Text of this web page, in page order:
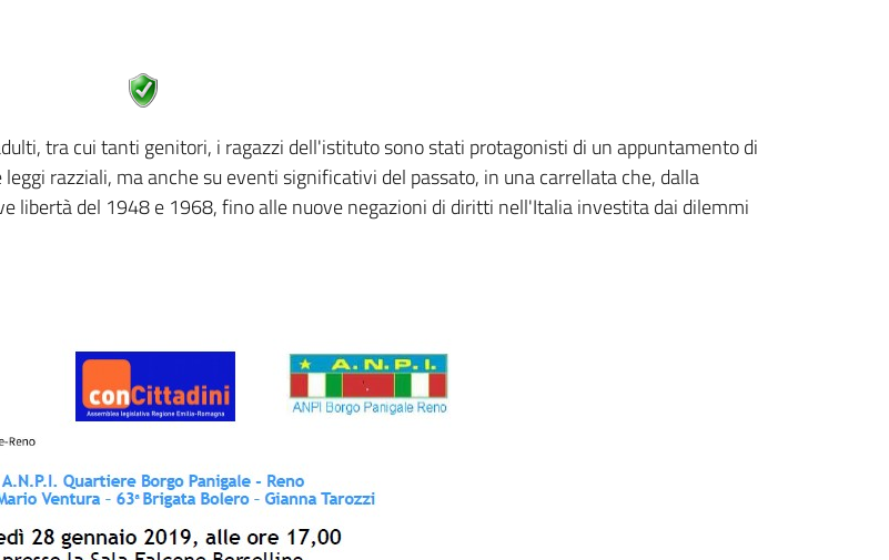
tra cui tanti genitori, i ragazzi dell'istituto sono stati protagonisti di un appuntamento di
razziali, ma anche su eventi significativi del passato, in una carrellata che, dalla
libertà del 1948 e 1968, fino alle nuove negazioni di diritti nell'Italia investita dai dilemmi